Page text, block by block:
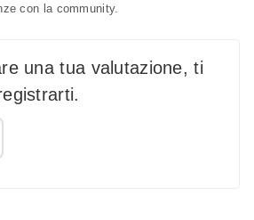
con la community.
una tua valutazione, ti